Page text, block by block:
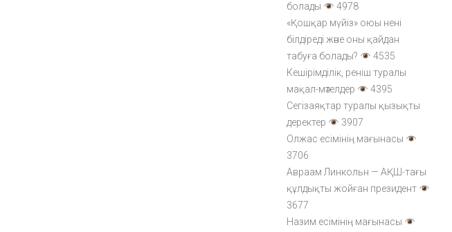
болады
4978
«Қошқар мүйіз» оюы нені
білдіреді және оны қайдан
табуға болады?
4535
Кешірімділік, реніш туралы
мақал-мәтелдер
4395
Сегізаяқтар туралы қызықты
деректер
3907
Олжас есімінің мағынасы
3706
Авраам Линкольн — АҚШ-тағы
құлдықты жойған президент
3677
Назим есімінің мағынасы